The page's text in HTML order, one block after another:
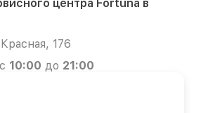
центра Fortuna в
176
с 10:00 до 21:00